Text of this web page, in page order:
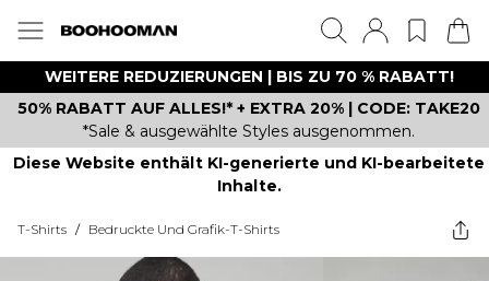
WEITERE REDUZIERUNGEN | BIS ZU 70 % RABATT!
50% RABATT AUF ALLES!* + EXTRA 20% | CODE: TAKE20
*Sale & ausgewählte Styles ausgenommen.
Diese Website enthält KI-generierte und KI-bearbeitete
Inhalte.
T-Shirts / Bedruckte Und Grafik-T-Shirts